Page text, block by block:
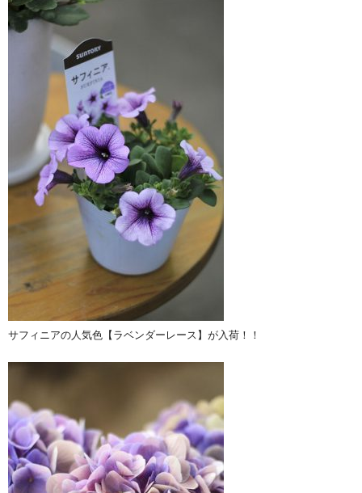
サフィニアの人気色【ラベンダーレース】が入荷！！